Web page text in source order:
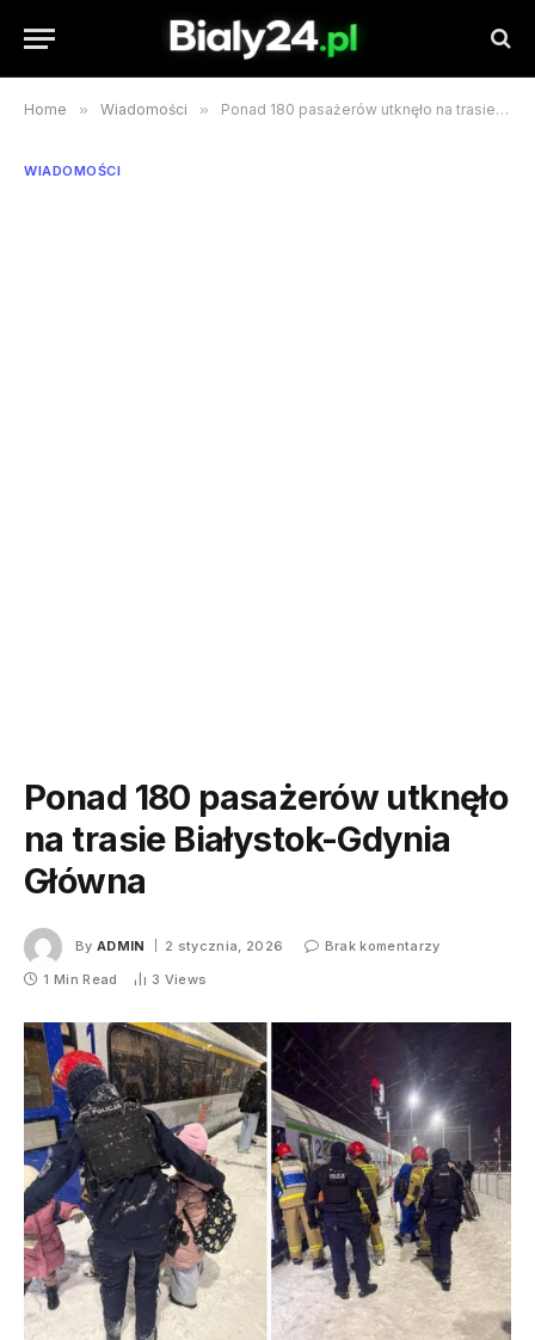
Home » Wiadomości » Ponad 180 pasażerów utknęło na trasie Białystok-Gdynia Główna
WIADOMOŚCI
Ponad 180 pasażerów utknęło
na trasie Białystok-Gdynia
Główna
By ADMIN 2 stycznia, 2026
Brak komentarzy
1 Min Read
3 Views